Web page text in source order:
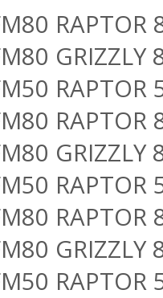
RAPTOR
GRIZZLY
RAPTOR
RAPTOR
GRIZZLY
RAPTOR
RAPTOR
GRIZZLY
RAPTOR